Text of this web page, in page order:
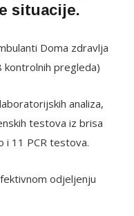
situacije.
Doma zdravlja
kontrolnih pregleda)
analiza,
testova iz brisa
i 11 PCR testova.
odjeljenju